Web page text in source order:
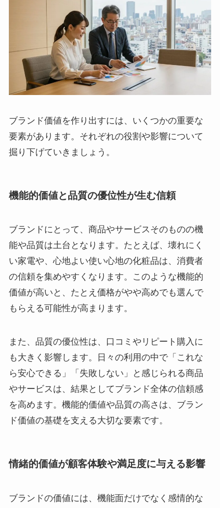
ブランド価値を作り出すには、いくつかの重要な
要素があります。それぞれの役割や影響について
掘り下げていきましょう。
機能的価値と品質の優位性が生む信頼
ブランドにとって、商品やサービスそのものの機
能や品質は土台となります。たとえば、壊れにく
い家電や、心地よい使い心地の化粧品は、消費者
の信頼を集めやすくなります。このような機能的
価値が高いと、たとえ価格がやや高めでも選んで
もらえる可能性が高まります。
また、品質の優位性は、口コミやリピート購入に
も大きく影響します。日々の利用の中で「これな
ら安心できる」「失敗しない」と感じられる商品
やサービスは、結果としてブランド全体の信頼感
を高めます。機能的価値や品質の高さは、ブラン
ド価値の基礎を支える大切な要素です。
情緒的価値が顧客体験や満足度に与える影響
ブランドの価値には、機能面だけでなく感情的な